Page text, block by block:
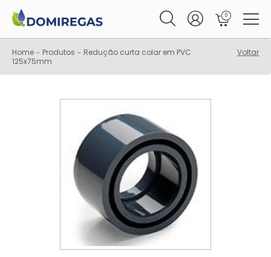
0
Home - Produtos - Redução curta colar em PVC
125x75mm
Voltar